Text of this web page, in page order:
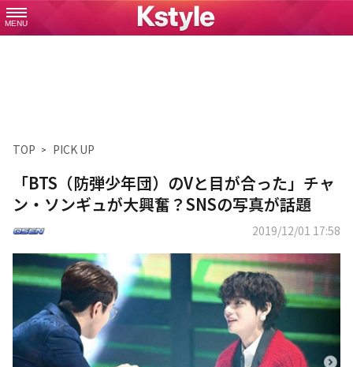
MENU
TOP PICK UP
「BTS（防弾少年団）のVと目が合った」チャ
ン・ソンギュが大興奮？SNSの写真が話題
2019/12/01 17:58